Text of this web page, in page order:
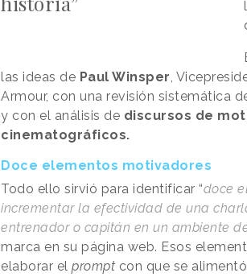
las ideas de Paul Winsper,
Armour, con una revisión sistemática
y con el análisis de discursos de
cinematográficos.
Doce elementos motivadores
Todo ello sirvió para identificar “doce
incrementar la efectividad de una
entrenador o capitán en un ambiente
marca en su página web. Esos
elaborar el prompt con que se